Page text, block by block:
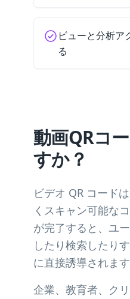
ビューと分析ア
る
動画QRコ
すか？
ビデオ QR コード
くスキャン可能な
が完了すると、ユ
したり検索したり
に直接誘導されます
企業、教育者、ク